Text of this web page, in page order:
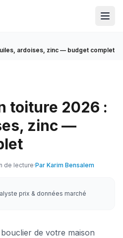
ardoises, zinc — budget complet
toiture 2026 :
zinc —
de lecture·Par Karim Bensalem
prix & données marché
de votre maison